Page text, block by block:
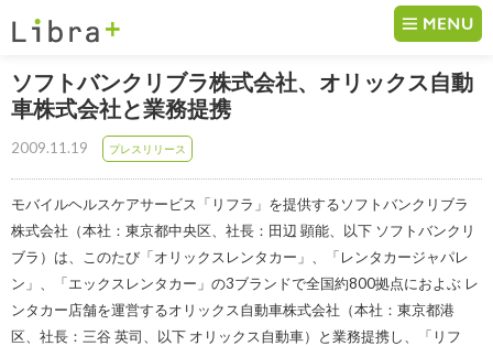
コンテンツへ移動
ソフトバンクリブラ株式会社、オリックス自動
車株式会社と業務提携
2009.11.19 プレスリリース
モバイルヘルスケアサービス「リフラ」を提供するソフトバンクリブラ
株式会社（本社：東京都中央区、社長：田辺 顕能、以下 ソフトバンクリ
ブラ）は、このたび「オリックスレンタカー」、「レンタカージャパレ
ン」、「エックスレンタカー」の3ブランドで全国約800拠点におよぶ レ
ンタカー店舗を運営するオリックス自動車株式会社（本社：東京都港
区、社長：三谷 英司、以下 オリックス自動車）と業務提携し、「リフ